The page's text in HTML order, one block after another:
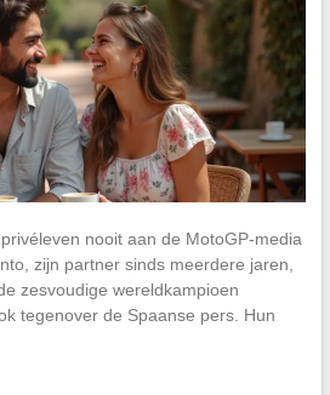
nooit aan de MotoGP-media
zijn partner sinds meerdere jaren,
zesvoudige wereldkampioen
tegenover de Spaanse pers. Hun